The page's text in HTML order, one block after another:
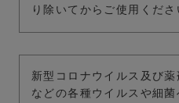
り除いてからご使用くださ
新型コロナウイルス及び
などの各種ウイルスや細